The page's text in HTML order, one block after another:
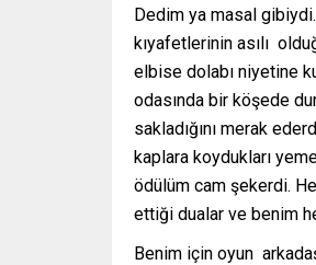
Dedim ya masal
kıyafetlerinin asılı
elbise dolabı niyetine
odasında bir köşede
sakladığını merak
kaplara koydukları
ödülüm cam şekerdi.
ettiği dualar ve benim
Benim için oyun